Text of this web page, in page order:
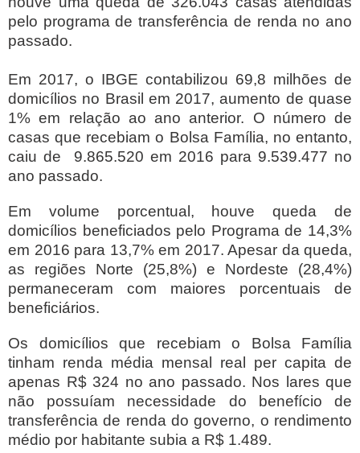
pelo programa de transferência de renda no ano
passado.
Em 2017, o IBGE contabilizou 69,8 milhões de
domicílios no Brasil em 2017, aumento de quase
1% em relação ao ano anterior. O número de
casas que recebiam o Bolsa Família, no entanto,
caiu de 9.865.520 em 2016 para 9.539.477 no
ano passado.
Em volume porcentual, houve queda de
domicílios beneficiados pelo Programa de 14,3%
em 2016 para 13,7% em 2017. Apesar da queda,
as regiões Norte (25,8%) e Nordeste (28,4%)
permaneceram com maiores porcentuais de
beneficiários.
Os domicílios que recebiam o Bolsa Família
tinham renda média mensal real per capita de
apenas R$ 324 no ano passado. Nos lares que
não possuíam necessidade do benefício de
transferência de renda do governo, o rendimento
médio por habitante subia a R$ 1.489.